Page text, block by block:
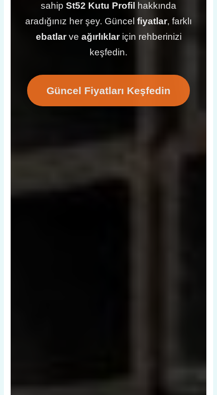
sahip St52 Kutu Profil
hakkında
aradığınız her şey. Güncel fiyatlar, farklı
ebatlarve ağırlıklariçin rehberinizi
keşfedin.
Güncel Fiyatları Keşfedin